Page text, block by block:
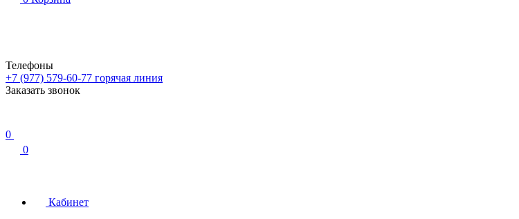
Телефоны
+7 (977) 579-60-77 горячая линия
Заказать звонок
0
0
Кабинет